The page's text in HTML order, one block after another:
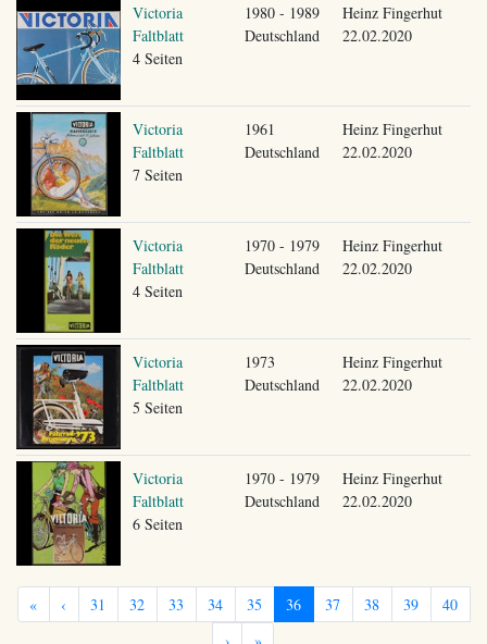
Victoria
Faltblatt
4 Seiten
1980 - 1989
Deutschland
Heinz Fingerhut
22.02.2020
Victoria
Faltblatt
7 Seiten
1961
Deutschland
Heinz Fingerhut
22.02.2020
Victoria
Faltblatt
4 Seiten
1970 - 1979
Deutschland
Heinz Fingerhut
22.02.2020
Victoria
Faltblatt
5 Seiten
1973
Deutschland
Heinz Fingerhut
22.02.2020
Victoria
Faltblatt
6 Seiten
1970 - 1979
Deutschland
Heinz Fingerhut
22.02.2020
« ‹ 31 32 33 34 35 36 37 38 39
40
›
»